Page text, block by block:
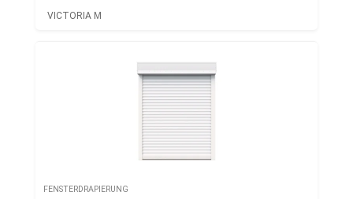
VICTORIA M
FENSTERDRAPIERUNG